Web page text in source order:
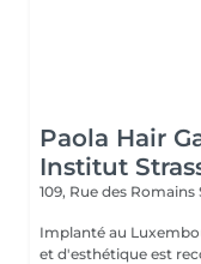
Paola Hair
Institut
109, Rue des Romains
Implanté au
et d'esthétique est